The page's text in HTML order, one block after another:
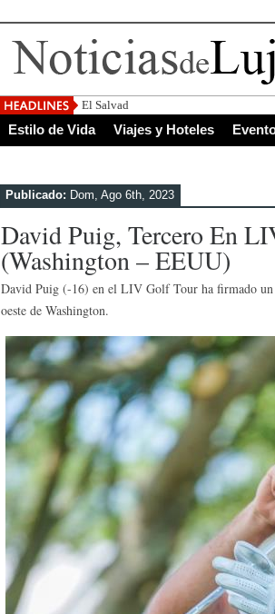
El Salvador, uno de los destinos con may
Estilo de Vida Viajes y Hoteles
Publicado: Dom, Ago 6th, 2023
David Puig, Tercero En
(Washington – EEUU)
David Puig (-16) en el LIV Golf Tour ha firmado un
oeste de Washington.